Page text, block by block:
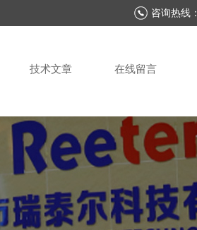
咨询热线：
技术文章 在线留言